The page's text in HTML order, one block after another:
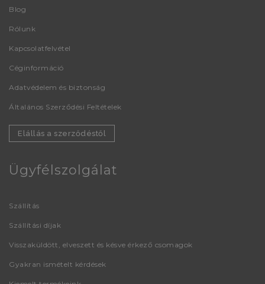
Blog
Rólunk
Kapcsolatfelvétel
Céginformáció
Adatvédelem és biztonság
Általános Szerződési Feltételek
Elállás a szerződéstől
Ügyfélszolgálat
Szállítás
Szállítási díjak
Visszaküldött, elveszett és késve érkező csomagok
Gyakran ismételt kérdések